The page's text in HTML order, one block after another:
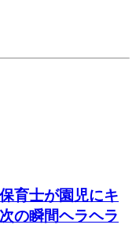
育士が園児にキ
の瞬間ヘラヘラ